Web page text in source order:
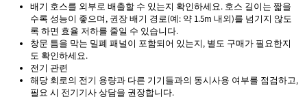
배기 호스를 외부로 배출할 수 있는지 확인하세요. 호스 길이는 짧을
수록 성능이 좋으며, 권장 배기 경로(예: 약 1.5m 내외)를 넘기지 않도
록 하면 효율 저하를 줄일 수 있습니다.
창문 틈을 막는 밀폐 패널이 포함되어 있는지, 별도 구매가 필요한지
도 확인하세요.
전기 관련
해당 회로의 전기 용량과 다른 기기들과의 동시사용 여부를 점검하고,
필요 시 전기기사 상담을 권장합니다.